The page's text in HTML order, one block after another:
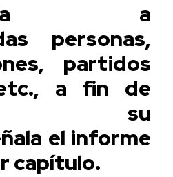
a
personas,
partidos
a fin de
su
el informe
capítulo.